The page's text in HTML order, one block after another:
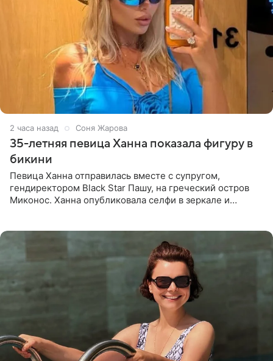
2 часа назад Соня Жарова
35-летняя певица Ханна показала фигуру в
бикини
Певица Ханна отправилась вместе с супругом,
гендиректором Black Star Пашу, на греческий остров
Миконос. Ханна опубликовала селфи в зеркале и